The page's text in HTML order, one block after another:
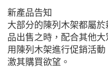
新產品告知
大部分的陳列木架都屬
品出售之時，配合其他
用陳列木架進行促銷活
激其購買欲望。